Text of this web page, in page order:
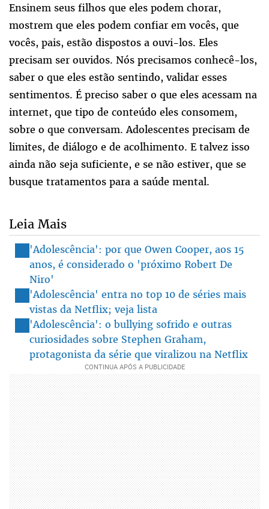
Ensinem seus filhos que eles podem chorar,
mostrem que eles podem confiar em vocês, que
vocês, pais, estão dispostos a ouvi-los. Eles
precisam ser ouvidos. Nós precisamos conhecê-los,
saber o que eles estão sentindo, validar esses
sentimentos. É preciso saber o que eles acessam na
internet, que tipo de conteúdo eles consomem,
sobre o que conversam. Adolescentes precisam de
limites, de diálogo e de acolhimento. E talvez isso
ainda não seja suficiente, e se não estiver, que se
busque tratamentos para a saúde mental.
Leia Mais
'Adolescência': por que Owen Cooper, aos 15
anos, é considerado o 'próximo Robert De
Niro'
'Adolescência' entra no top 10 de séries mais
vistas da Netflix; veja lista
'Adolescência': o bullying sofrido e outras
curiosidades sobre Stephen Graham,
protagonista da série que viralizou na Netflix